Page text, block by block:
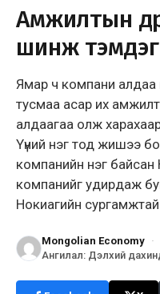
​Амжилтын
шинж тэмдэг
Ямар ч компани алдаа
тусмаа асар их
алдаагаа олж
Үүний нэг тод жишээ
компанийн нэг байсан
компанийг удирдаж
Нокиагийн сургамжтай
Mongolian Economy ·
Ангилал: Дэлхий